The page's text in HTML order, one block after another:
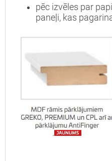
pēc izvēles par
paneļi, kas